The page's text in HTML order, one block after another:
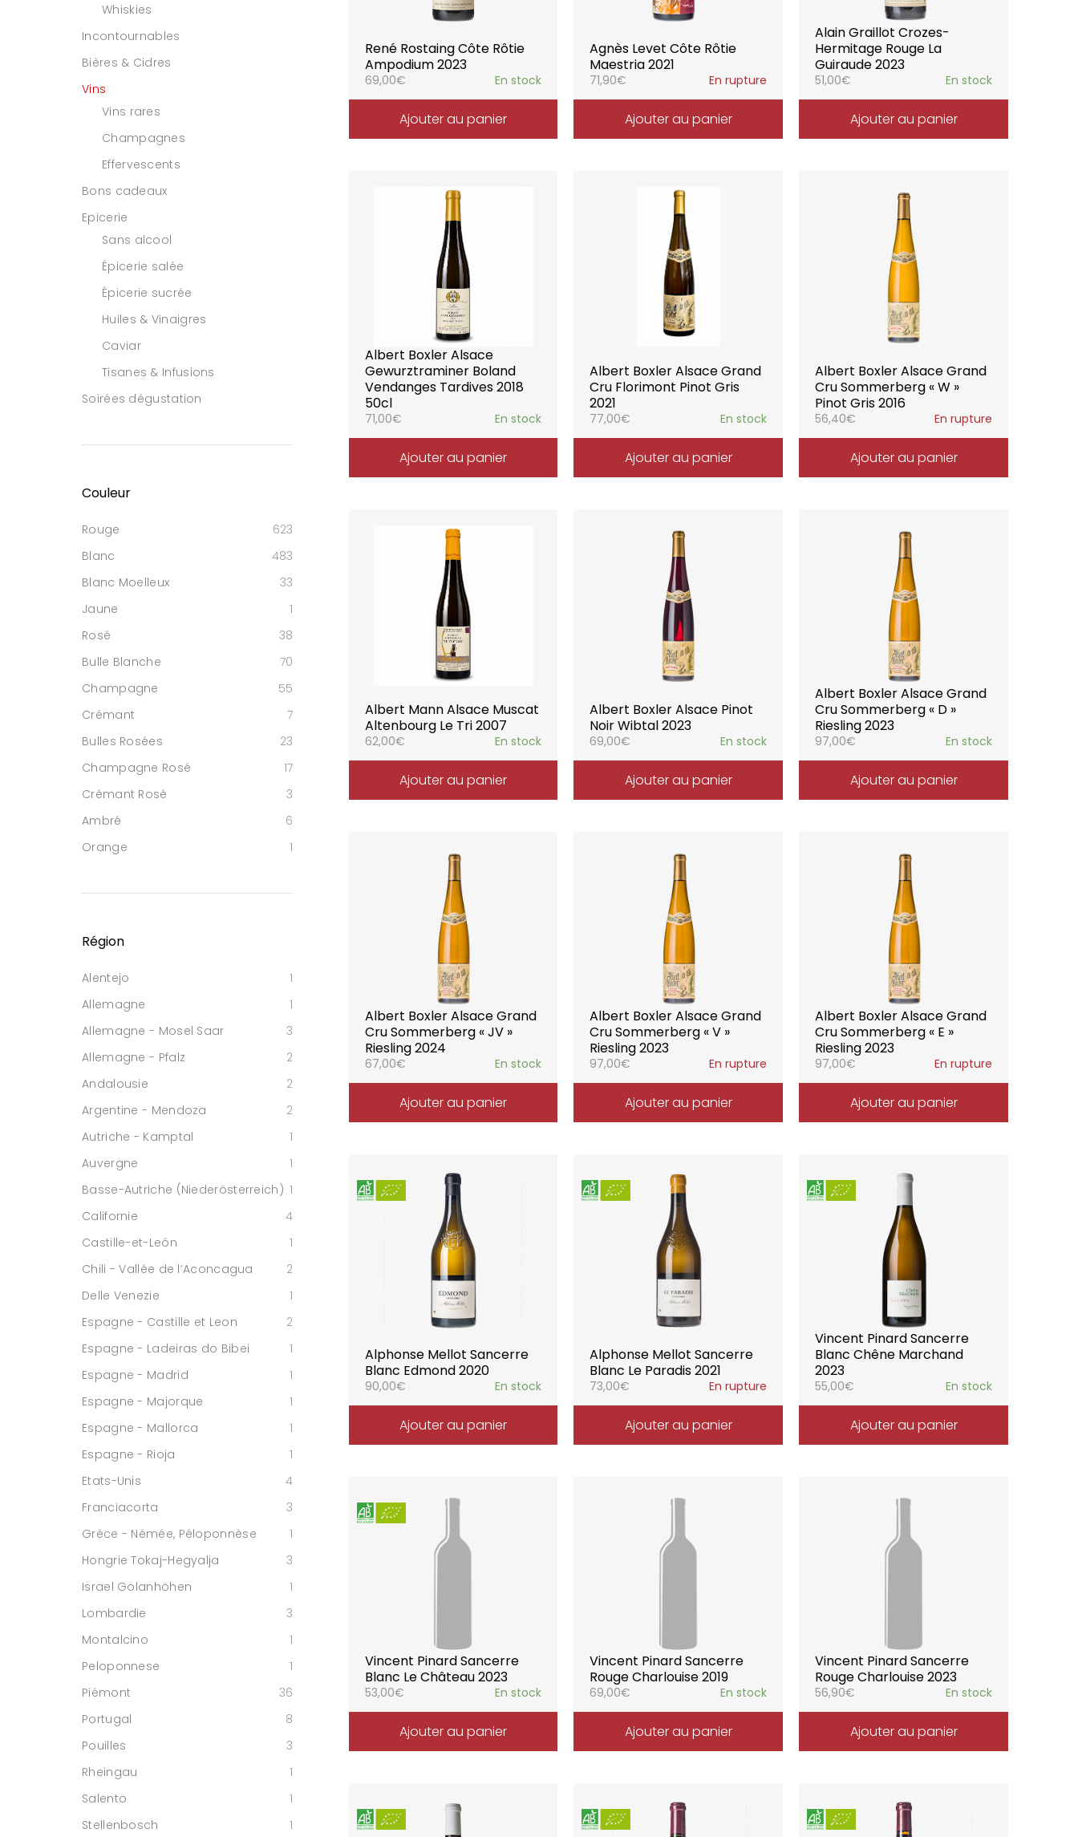
René Rostaing Côte Rôtie
Ampodium 2023
69,00€ En stock
Ajouter au panier
Agnès Levet Côte Rôtie
Maestria 2021
71,90€ En rupture
Ajouter au panier
Alain Graillot Crozes-
Hermitage Rouge La
Guiraude 2023
51,00€ En stock
Ajouter au panier
Albert Boxler Alsace
Gewurztraminer Boland
Vendanges Tardives 2018
50cl
71,00€ En stock
Ajouter au panier
Albert Boxler Alsace Grand
Cru Florimont Pinot Gris
2021
77,00€ En stock
Ajouter au panier
Albert Boxler Alsace Grand
Cru Sommerberg « W »
Pinot Gris 2016
56,40€ En rupture
Ajouter au panier
Albert Mann Alsace Muscat
Altenbourg Le Tri 2007
62,00€ En stock
Ajouter au panier
Albert Boxler Alsace Pinot
Noir Wibtal 2023
69,00€ En stock
Ajouter au panier
Albert Boxler Alsace Grand
Cru Sommerberg « D »
Riesling 2023
97,00€ En stock
Ajouter au panier
Albert Boxler Alsace Grand
Cru Sommerberg « JV »
Riesling 2024
67,00€ En stock
Ajouter au panier
Albert Boxler Alsace Grand
Cru Sommerberg « V »
Riesling 2023
97,00€ En rupture
Ajouter au panier
Albert Boxler Alsace Grand
Cru Sommerberg « E »
Riesling 2023
97,00€ En rupture
Ajouter au panier
Alphonse Mellot Sancerre
Blanc Edmond 2020
90,00€ En stock
Ajouter au panier
Alphonse Mellot Sancerre
Blanc Le Paradis 2021
73,00€ En rupture
Ajouter au panier
Vincent Pinard Sancerre
Blanc Chêne Marchand
2023
55,00€ En stock
Ajouter au panier
Vincent Pinard Sancerre
Blanc Le Château 2023
53,00€ En stock
Ajouter au panier
Vincent Pinard Sancerre
Rouge Charlouise 2019
69,00€ En stock
Ajouter au panier
Vincent Pinard Sancerre
Rouge Charlouise 2023
56,90€ En stock
Ajouter au panier
Whiskies
Incontournables
Bières & Cidres
Vins
Vins rares
Champagnes
Effervescents
Bons cadeaux
Epicerie
Sans alcool
Épicerie salée
Épicerie sucrée
Huiles & Vinaigres
Caviar
Tisanes & Infusions
Soirées dégustation
Couleur
Rouge
623
Blanc
483
Blanc Moelleux
33
Jaune
1
Rosé
38
Bulle Blanche
70
Champagne
55
Crémant
7
Bulles Rosées
23
Champagne Rosé
17
Crémant Rosé
3
Ambré
6
Orange
1
Région
Alentejo
1
Allemagne
1
Allemagne - Mosel Saar
3
Allemagne - Pfalz
2
Andalousie
2
Argentine - Mendoza
2
Autriche - Kamptal
1
Auvergne
1
Basse-Autriche (Niederösterreich) 1
Californie
4
Castille-et-León
1
Chili - Vallée de l’Aconcagua
2
Delle Venezie
1
Espagne - Castille et Leon
2
Espagne - Ladeiras do Bibei
1
Espagne - Madrid
1
Espagne - Majorque
1
Espagne - Mallorca
1
Espagne - Rioja
1
Etats-Unis
4
Franciacorta
3
Grèce - Némée, Péloponnèse
1
Hongrie Tokaj-Hegyalja
3
Israel Golanhöhen
1
Lombardie
3
Montalcino
1
Peloponnese
1
Piémont
36
Portugal
8
Pouilles
3
Rheingau
1
Salento
1
Stellenbosch
1